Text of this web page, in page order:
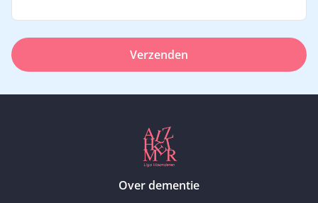
Verzenden
Over dementie